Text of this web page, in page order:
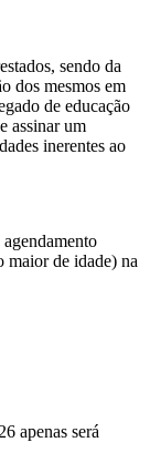
sendo da
dos mesmos em
de educação
assinar um
inerentes ao
maior de idade) na
apenas será